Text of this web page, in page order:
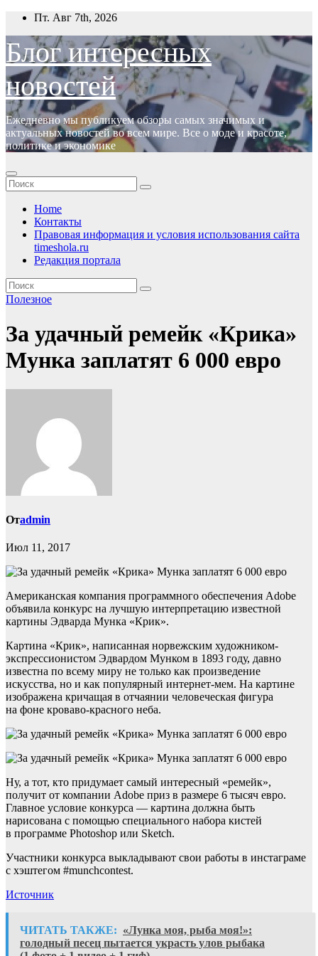
Перейти
содержимому
Пт. Авг 7th, 2026
Блог интересных
новостей
Ежедневно мы публикуем обзоры самых значимых и
актуальных новостей во всем мире. Все о моде и красоте,
политике и экономике
Home
Контакты
Правовая информация и условия использования сайта
timeshola.ru
Редакция портала
Полезное
За удачный ремейк «Крика»
Мунка заплатят 6 000 евро
Отadmin
Июл 11, 2017
Американская компания программного обеспечения Adobe
объявила конкурс на лучшую интерпретацию известной
картины Эдварда Мунка «Крик».
Картина «Крик», написанная норвежским художником-
экспрессионистом Эдвардом Мунком в 1893 году, давно
известна по всему миру не только как произведение
искусства, но и как популярный интернет-мем. На картине
изображена кричащая в отчаянии человеческая фигура
на фоне кроваво-красного неба.
Ну, а тот, кто придумает самый интересный «ремейк»,
получит от компании Adobe приз в размере 6 тысяч евро.
Главное условие конкурса — картина должна быть
нарисована с помощью специального набора кистей
в программе Photoshop или Sketch.
Участники конкурса выкладывают свои работы в инстаграме
с хэштегом #munchcontest.
Источник
ЧИТАТЬ ТАКЖЕ: «Лунка моя, рыба моя!»:
голодный песец пытается украсть улов рыбака